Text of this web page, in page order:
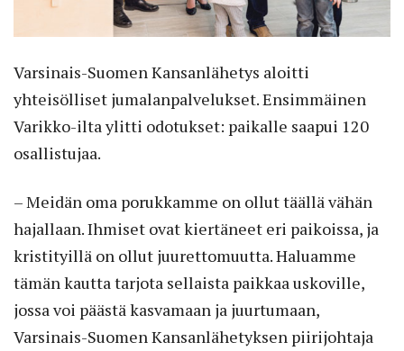
Varsinais-Suomen Kansanlähetys aloitti
yhteisölliset jumalanpalvelukset. Ensimmäinen
Varikko-ilta ylitti odotukset: paikalle saapui 120
osallistujaa.
– Meidän oma porukkamme on ollut täällä vähän
hajallaan. Ihmiset ovat kiertäneet eri paikoissa, ja
kristityillä on ollut juurettomuutta. Haluamme
tämän kautta tarjota sellaista paikkaa uskoville,
jossa voi päästä kasvamaan ja juurtumaan,
Varsinais-Suomen Kansanlähetyksen piirijohtaja